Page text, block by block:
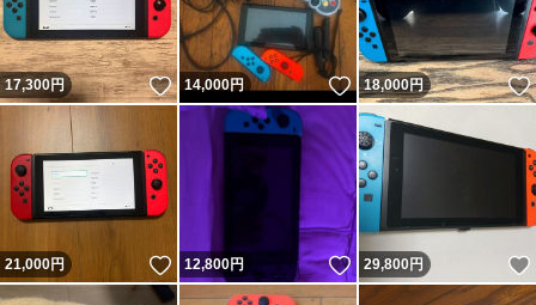
17,300円 いいね！
14,000円 いいね！
18,000円
21,000円 いいね！
12,800円 いいね！
29,800円